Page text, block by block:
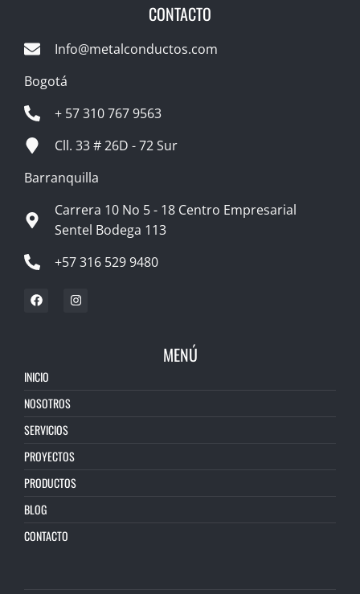
CONTACTO
Info@metalconductos.com
Bogotá
+ 57 310 767 9563
Cll. 33 # 26D - 72 Sur
Barranquilla
Carrera 10 No 5 - 18 Centro Empresarial
Sentel Bodega 113
+57 316 529 9480
MENÚ
INICIO
NOSOTROS
SERVICIOS
PROYECTOS
PRODUCTOS
BLOG
CONTACTO